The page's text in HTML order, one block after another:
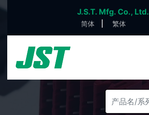
J.S.T. Mfg. Co., Ltd.
简体 繁体